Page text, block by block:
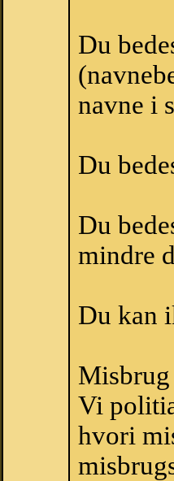
Du
navne i
Du
Du
mindre
Du kan
Vi
hvori